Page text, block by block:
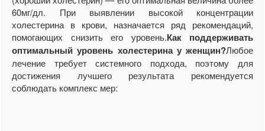
60мг/дл. При выявлении высокой концентрации
холестерина в крови, назначается ряд рекомендаций,
помогающих снизить его уровень.Как поддерживать
оптимальный уровень холестерина у женщин?Любое
лечение требует системного подхода, поэтому для
достижения лучшего результата рекомендуется
соблюдать комплекс мер: